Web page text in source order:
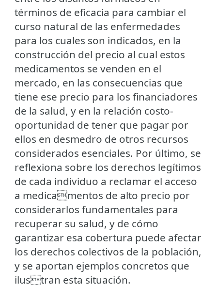
términos de eficacia para cambiar el
curso natural de las enfermedades
para los cuales son indicados, en la
construcción del precio al cual estos
medicamentos se venden en el
mercado, en las consecuencias que
tiene ese precio para los financiadores
de la salud, y en la relación costo-
oportunidad de tener que pagar por
ellos en desmedro de otros recursos
considerados esenciales. Por último, se
reflexiona sobre los derechos legítimos
de cada individuo a reclamar el acceso
a medicamentos de alto precio por
considerarlos fundamentales para
recuperar su salud, y de cómo
garantizar esa cobertura puede afectar
los derechos colectivos de la población,
y se aportan ejemplos concretos que
ilustran esta situación.